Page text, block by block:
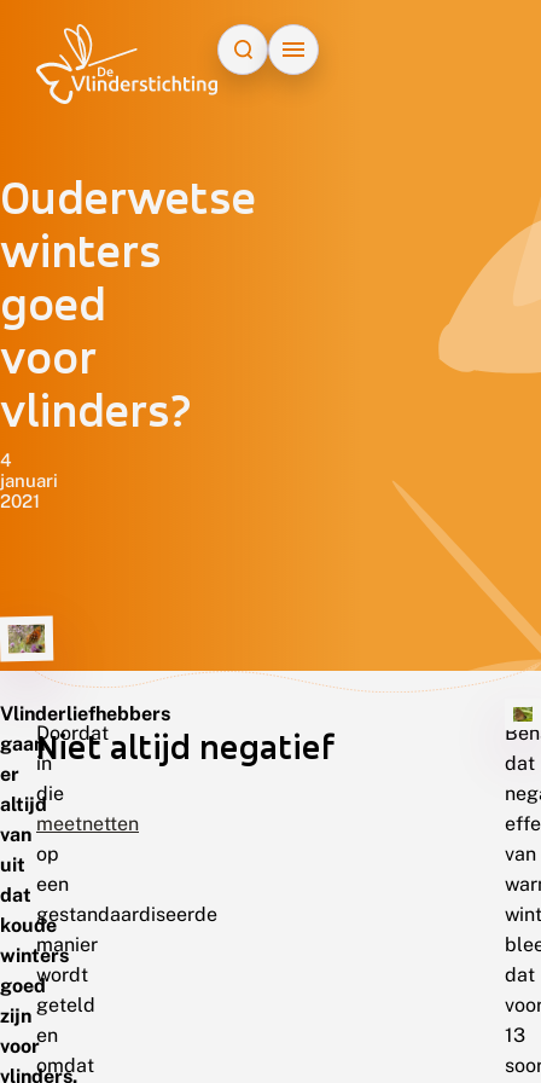
Ouderwetse
winters
goed
voor
vlinders?
4
januari
2021
Vlinderliefhebbers
gaan
er
altijd
van
uit
dat
koude
winters
goed
zijn
voor
vlinders.
Doordat
in
die
meetnetten
op
een
gestandaardiseerde
manier
wordt
geteld
en
omdat
Niet altijd negatief
dat
van
dat
13